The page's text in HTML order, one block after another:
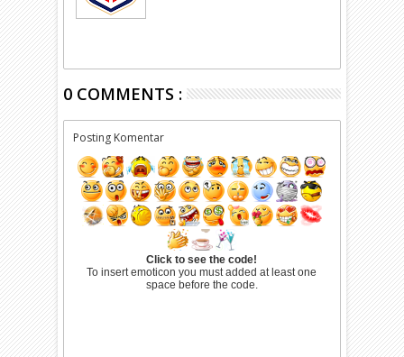
0 COMMENTS :
Posting Komentar
Click to see the code!
To insert emoticon you must added at least one
space before the code.